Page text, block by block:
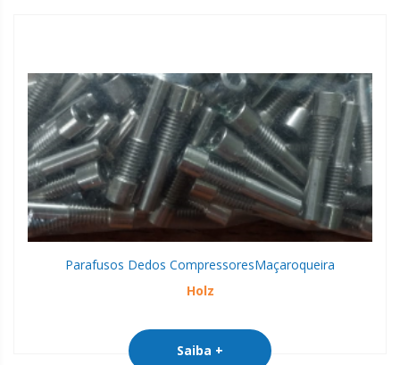
Parafusos Dedos CompressoresMaçaroqueira
Holz
Saiba +